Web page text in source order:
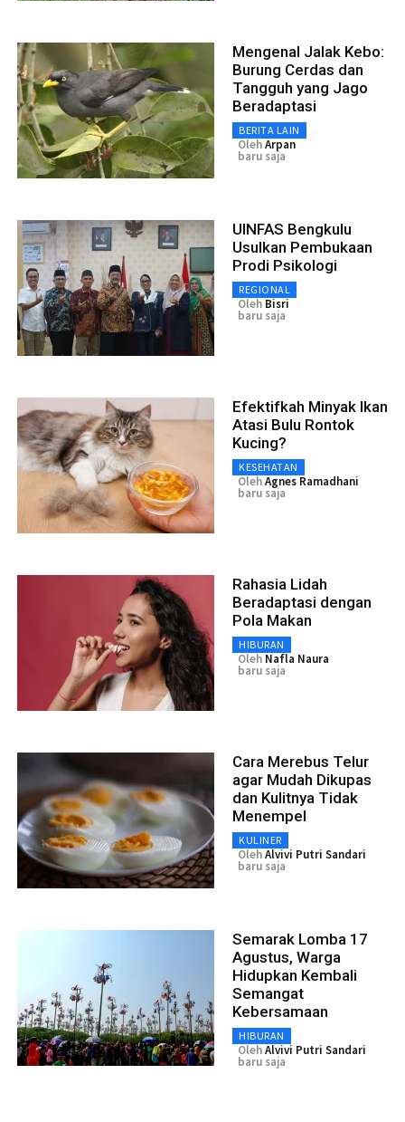
Mengenal Jalak Kebo:
Burung Cerdas dan
Tangguh yang Jago
Beradaptasi
BERITA LAIN
OlehArpan
baru saja
UINFAS Bengkulu
Usulkan Pembukaan
Prodi Psikologi
REGIONAL
Oleh Bisri
baru saja
Efektifkah Minyak Ikan
Atasi Bulu Rontok
Kucing?
KESEHATAN
OlehAgnes Ramadhani
baru saja
Rahasia Lidah
Beradaptasi dengan
Pola Makan
HIBURAN
Oleh Nafla Naura
baru saja
Cara Merebus Telur
agar Mudah Dikupas
dan Kulitnya Tidak
Menempel
KULINER
OlehAlvivi Putri Sandari
baru saja
Semarak Lomba 17
Agustus, Warga
Hidupkan Kembali
Semangat
Kebersamaan
HIBURAN
OlehAlvivi Putri Sandari
baru saja